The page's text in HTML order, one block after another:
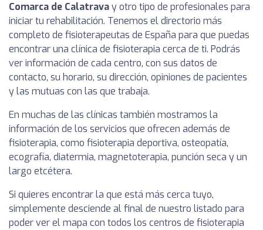
Comarca de Calatravay otro tipo de profesionales para
iniciar tu rehabilitación. Tenemos el directorio más
completo de fisioterapeutas de España para que puedas
encontrar una clínica de fisioterapia cerca de ti. Podrás
ver información de cada centro, con sus datos de
contacto, su horario, su dirección, opiniones de pacientes
y las mutuas con las que trabaja.
En muchas de las clínicas también mostramos la
información de los servicios que ofrecen además de
fisioterapia, como fisioterapia deportiva, osteopatía,
ecografía, diatermia, magnetoterapia, punción seca y un
largo etcétera.
Si quieres encontrar la que está más cerca tuyo,
simplemente desciende al final de nuestro listado para
poder ver el mapa con todos los centros de fisioterapia